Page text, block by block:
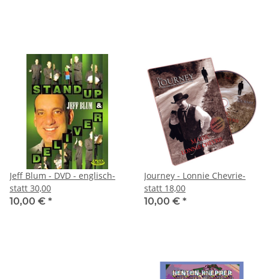
Jeff Blum - DVD - englisch-
statt 30,00
10,00 € *
Journey - Lonnie Chevrie-
statt 18,00
10,00 € *